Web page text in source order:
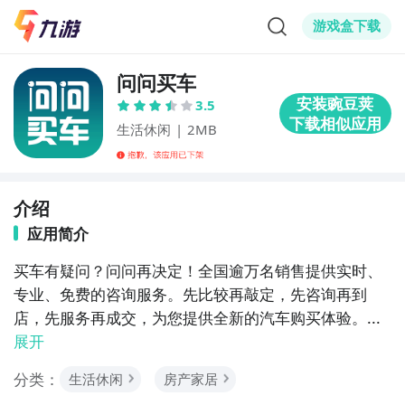
游戏盒下载
问问买车
3.5
生活休闲 | 2MB
介绍
应用简介
买车有疑问？问问再决定！全国逾万名销售提供实时、
专业、免费的咨询服务。先比较再敲定，先咨询再到
店，先服务再成交，为您提供全新的汽车购买体验。...
展开
分类：
生活休闲 房产家居